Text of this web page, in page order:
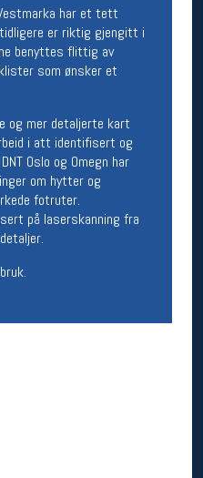
har et tett
er riktig gjengitt i
benyttes flittig av
som ønsker et
og mer detaljerte kart
i att identifisert og
Oslo og Omegn har
om hytter og
fotruter.
på laserskanning fra
10-13)
11-18
11-16